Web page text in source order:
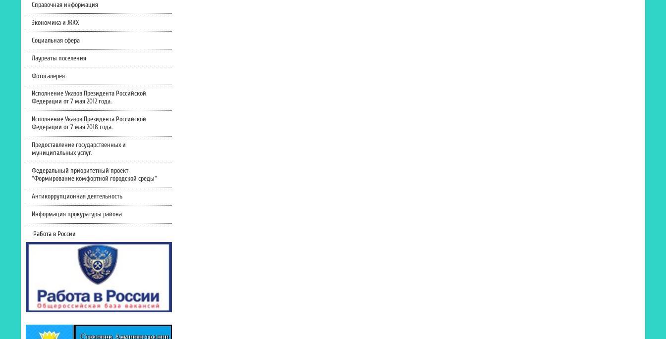
Справочная информация
Экономика и ЖКХ
Социальная сфера
Лауреаты поселения
Фотогалерея
Исполнение Указов Президента Российской
Федерации от 7 мая 2012 года.
Исполнение Указов Президента Российской
Федерации от 7 мая 2018 года.
Предоставление государственных и
муниципальных услуг.
Федеральный приоритетный проект
"Формирование комфортной городской среды"
Антикоррупционная деятельность
Информация прокуратуры района
Работа в России